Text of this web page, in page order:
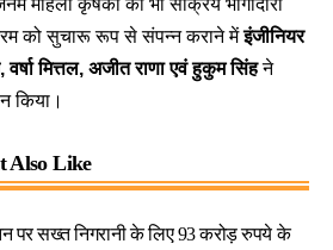
को सुचारू रूप से संपन्न कराने मेंइंजीनियर
वर्षा मित्तल, अजीत राणा एवं हुकुम सिंहने
किया।
Also Like
पर सख्त निगरानी के लिए 93 करोड़ रुपये के